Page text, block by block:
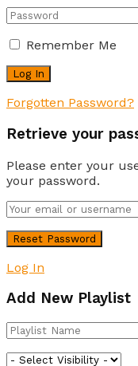
Remember Me
Forgotten Password?
Retrieve your
Please enter your
your password.
Log In
Add New Playlist